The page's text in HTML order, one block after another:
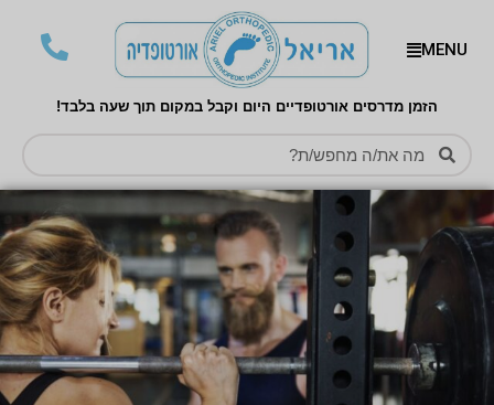
MENU
הזמן מדרסים אורטופדיים היום וקבל במקום תוך שעה בלבד!